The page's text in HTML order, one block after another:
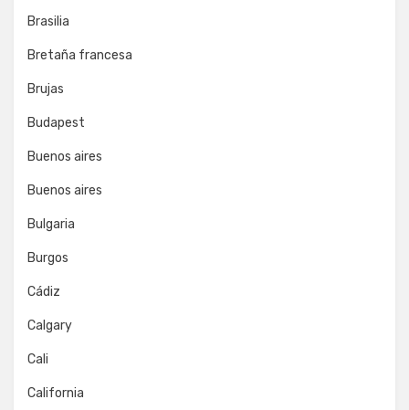
Brasilia
Bretaña francesa
Brujas
Budapest
Buenos aires
Buenos aires
Bulgaria
Burgos
Cádiz
Calgary
Cali
California